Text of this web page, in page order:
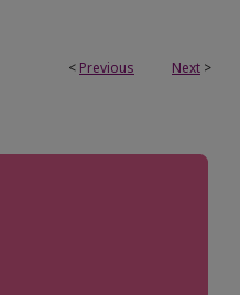
< Previous Next >